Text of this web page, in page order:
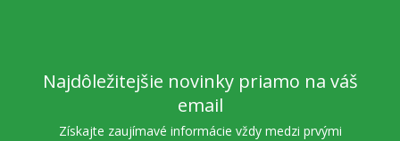
Najdôležitejšie novinky priamo na váš
email
Získajte zaujímavé informácie vždy medzi prvými